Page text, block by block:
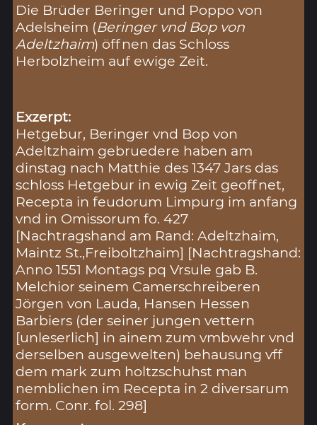
Die Brüder Beringer und Poppo von
Adelsheim (Beringer vnd Bop von
Adeltzhaim) öffnen das Schloss
Herbolzheim auf ewige Zeit.
Exzerpt:
Hetgebur, Beringer vnd Bop von
Adeltzhaim gebruedere haben am
dinstag nach Matthie des 1347 Jars das
schloss Hetgebur in ewig Zeit geoffnet,
Recepta in feudorum Limpurg im anfang
vnd in Omissorum fo. 427
[Nachtragshand am Rand: Adeltzhaim,
Maintz St.,Freiboltzhaim] [Nachtragshand:
Anno 1551 Montags pq Vrsule gab B.
Melchior seinem Camerschreiberen
Jörgen von Lauda, Hansen Hessen
Barbiers (der seiner jungen vettern
[unleserlich] in ainem zum vmbwehr vnd
derselben ausgewelten) behausung vff
dem mark zum holtzschuhst man
nemblichen im Recepta in 2 diversarum
form. Conr. fol. 298]